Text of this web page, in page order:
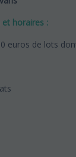
horaires :
euros de lots